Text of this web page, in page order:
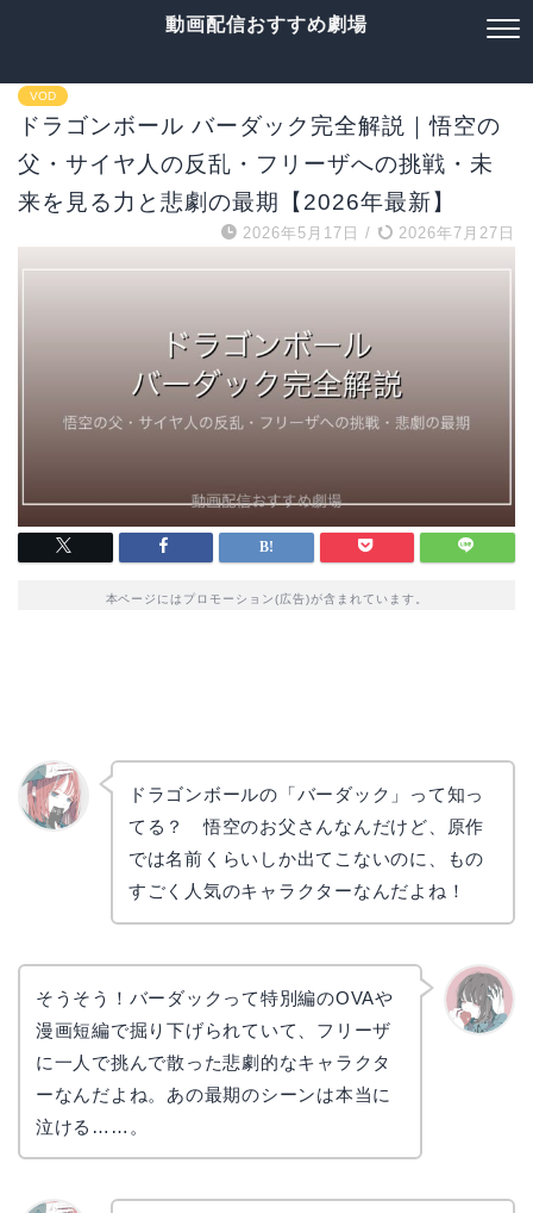
動画配信おすすめ劇場
VOD
ドラゴンボール バーダック完全解説｜悟空の
父・サイヤ人の反乱・フリーザへの挑戦・未
来を見る力と悲劇の最期【2026年最新】
2026年5月17日 / 2026年7月27日
本ページにはプロモーション(広告)が含まれています。
ドラゴンボールの「バーダック」って知っ
てる？ 悟空のお父さんなんだけど、原作
では名前くらいしか出てこないのに、もの
すごく人気のキャラクターなんだよね！
そうそう！バーダックって特別編のOVAや
漫画短編で掘り下げられていて、フリーザ
に一人で挑んで散った悲劇的なキャラクタ
ーなんだよね。あの最期のシーンは本当に
泣ける……。